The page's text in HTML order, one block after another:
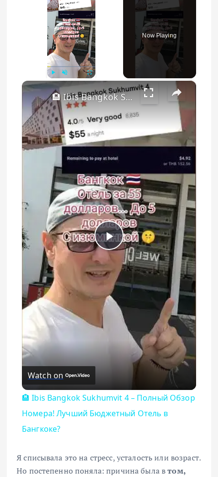
Fullscreen
Now Playing
×
Play Video
🏨 Ibis Bangkok Sukhumvit 4 – Полный Обзор Номера! Лучший Бюджетный Отель в Бангкоке?
Watch on
🏨 Ibis Bangkok Sukhumvit 4 – Полный Обзор
Номера! Лучший Бюджетный Отель в
Бангкоке?
Я списывала это на стресс, усталость или возраст.
Но постепенно поняла: причина была втом,